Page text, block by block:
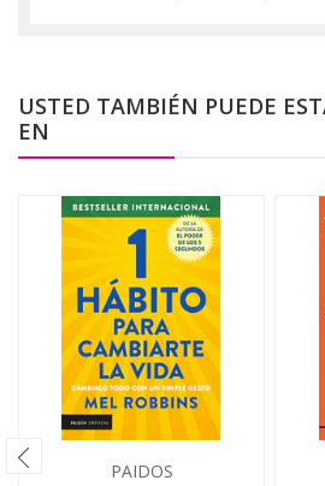
USTED TAMBIÉN PUEDE
EN
PAIDOS